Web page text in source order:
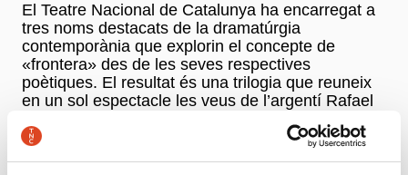
El Teatre Nacional de Catalunya ha encarregat a
tres noms destacats de la dramatúrgia
contemporània que explorin el concepte de
«frontera» des de les seves respectives
poètiques. El resultat és una trilogia que reuneix
en un sol espectacle les veus de l’argentí Rafael
Lluïsa Cunillé.